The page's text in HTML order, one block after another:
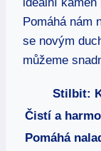
Pomáhá nám
se novým
můžeme
Stilbit:
Čistí a
Pomáhá